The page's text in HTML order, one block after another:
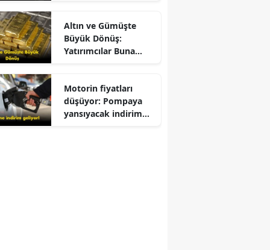
Altın ve Gümüşte
Büyük Dönüş:
Yatırımcılar Buna
Motorin fiyatları
düşüyor: Pompaya
yansıyacak indirim